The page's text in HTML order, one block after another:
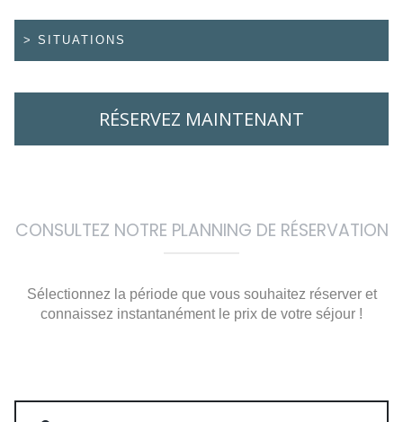
> SITUATIONS
RÉSERVEZ MAINTENANT
CONSULTEZ NOTRE PLANNING DE RÉSERVATION
Sélectionnez la période que vous souhaitez réserver et
connaissez instantanément le prix de votre séjour !